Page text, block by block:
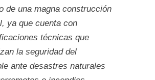
de una magna construcción
ya que cuenta con
técnicas que
la seguridad del
ante desastres naturales